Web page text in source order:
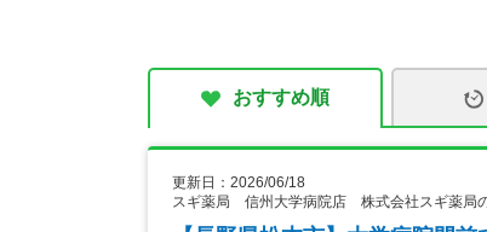
おすすめ順
更新日：2026/06/18
スギ薬局 信州大学病院店 株式会社スギ薬局